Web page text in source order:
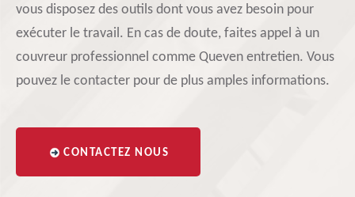
vous disposez des outils dont vous avez besoin pour
exécuter le travail. En cas de doute, faites appel à un
couvreur professionnel comme Queven entretien. Vous
pouvez le contacter pour de plus amples informations.
CONTACTEZ NOUS